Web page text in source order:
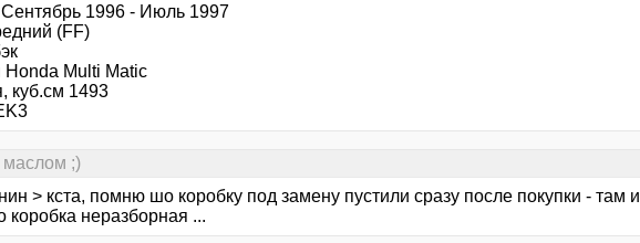
1996 - Июль 1997
(FF)
Honda Multi Matic
куб.см 1493
маслом ;)
> кста, помню шо коробку под замену пустили сразу после покупки - там и
коробка неразборная ...